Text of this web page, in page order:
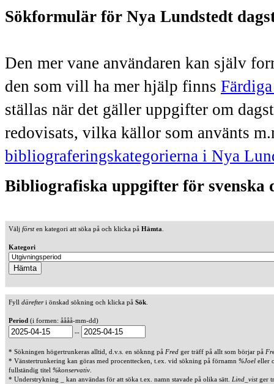
Sökformulär för Nya Lundstedt
Den mer vane användaren kan själv
den som vill ha mer hjälp finns
ställas när det gäller uppgifter om
redovisats, vilka källor som använts
bibliograferingskategorierna i Nya
Bibliografiska uppgifter för svenska
Välj försten kategori att söka på och klicka på Hämta
Kategori
Fyll därefteri önskad sökning och klicka på Sök
Period (i formen: åååå-mm-dd)
--
* Sökningen högertrunkeras alltid, d.v.s. en söknng på Fred ger träff på allt som börjar på
* Vänstertrunkering kan göras med procenttecken, t.ex. vid sökning på förnamn %Joel eller
fullständig titel %konservativ
* Understrykning _ kan användas för att söka t.ex. namn stavade på olika sätt. Lind_vistger